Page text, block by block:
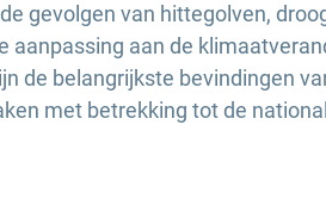
gevolgen van hittegolven,
aan de
de belangrijkste bevindingen
met betrekking tot de